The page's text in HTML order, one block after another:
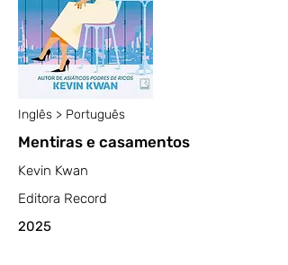
Inglês > Português
Mentiras e casamentos
Kevin Kwan
Editora Record
2025